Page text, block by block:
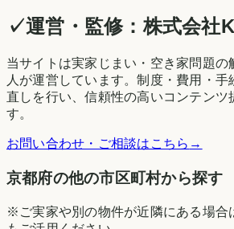
✓運営・監修：株式会社
当サイトは実家じまい・空き家問題の
人が運営しています。制度・費用・手
直しを行い、信頼性の高いコンテンツ
す。
お問い合わせ・ご相談はこちら →
京都府の他の市区町村から探す
※ご実家や別の物件が近隣にある場合